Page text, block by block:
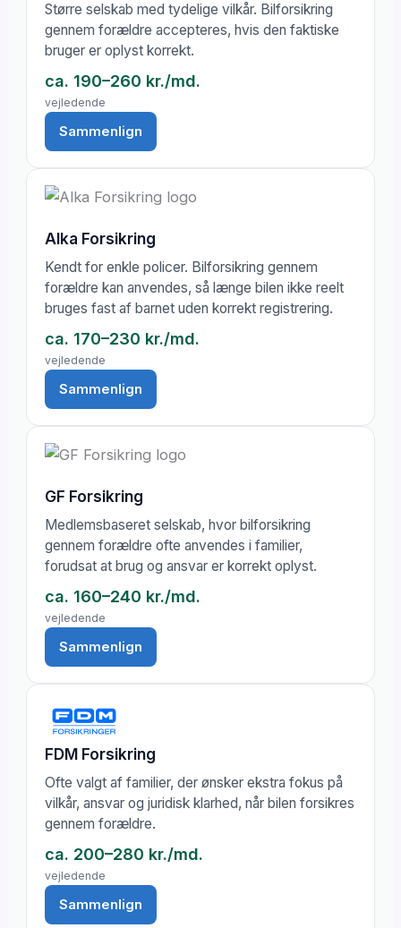
Større selskab med tydelige vilkår. Bilforsikring
gennem forældre accepteres, hvis den faktiske
bruger er oplyst korrekt.
ca. 190–260 kr./md.
vejledende
Sammenlign
Alka Forsikring
Kendt for enkle policer. Bilforsikring gennem
forældre kan anvendes, så længe bilen ikke reelt
bruges fast af barnet uden korrekt registrering.
ca. 170–230 kr./md.
vejledende
Sammenlign
GF Forsikring
Medlemsbaseret selskab, hvor bilforsikring
gennem forældre ofte anvendes i familier,
forudsat at brug og ansvar er korrekt oplyst.
ca. 160–240 kr./md.
vejledende
Sammenlign
FDM Forsikring
Ofte valgt af familier, der ønsker ekstra fokus på
vilkår, ansvar og juridisk klarhed, når bilen forsikres
gennem forældre.
ca. 200–280 kr./md.
vejledende
Sammenlign